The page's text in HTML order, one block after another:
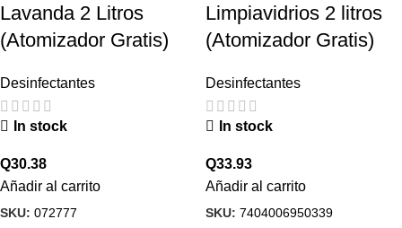
Lavanda 2 Litros
(Atomizador Gratis)
Desinfectantes
In stock
Q30.38
Añadir al carrito
SKU: 072777
Limpiavidrios 2 litros
(Atomizador Gratis)
Desinfectantes
In stock
Q33.93
Añadir al carrito
SKU: 7404006950339